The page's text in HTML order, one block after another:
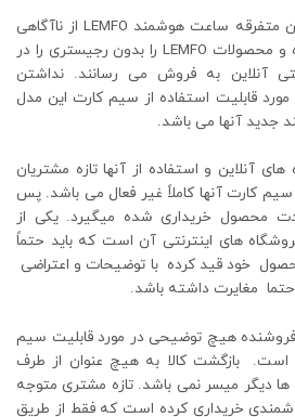
متاسفانه خیلی از فروشندگان متفرقه ساعت هوشمند LEMFO از ناآگاهی
خریداران سوء استفاده نموده و محصولات LEMFO را بدون رجیستری را در
آنلاین به فروش می رسانند. نداشتن
قابلیت استفاده از سیم کارت این مدل
جدید آنها می باشد.
آنلاین و استفاده از آنها تازه مشتریان
کارت آنها کاملاً غیر فعال می باشد. پس
محصول خریداری شده میگیرد. یکی از
های اینترنتی آن است که باید حتماً
خود قید کرده با توضیحات و اعتراضی
حتما مغایرت داشته باشد.
هیچ توضیحی در مورد قابلیت سیم
بازگشت کالا به هیچ عنوان از طرف
ها دیگر میسر نمی باشد. تازه مشتری متوجه
خریداری کرده است که فقط از طریق